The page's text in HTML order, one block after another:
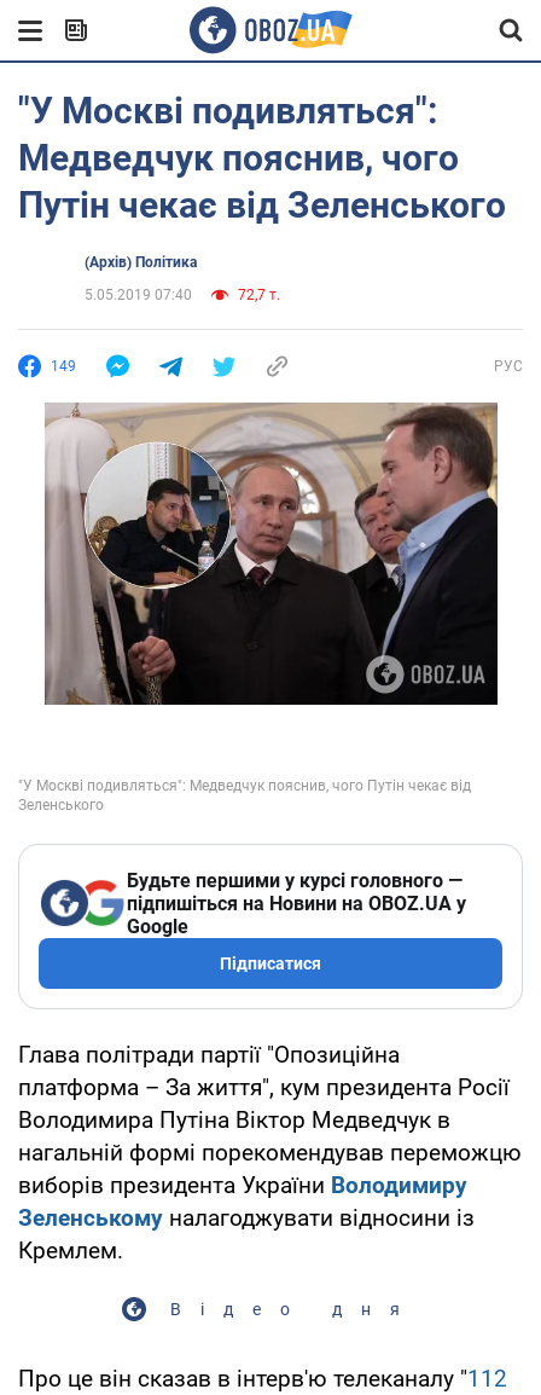
"У Москві подивляться":
Медведчук пояснив, чого
Путін чекає від Зеленського
(Архів) Політика
5.05.2019 07:40
72,7 т.
149 РУС
Будьте першими у курсі головного —
підпишіться на Новини на OBOZ.UA у
Google
Підписатися
Глава політради партії "Опозиційна
платформа – За життя", кум президента Росії
Володимира Путіна Віктор Медведчук в
нагальній формі порекомендував переможцю
виборів президента України Володимиру
Зеленському налагоджувати відносини із
Кремлем.
Відео дня
Про це він сказав в інтерв'ю телеканалу "112